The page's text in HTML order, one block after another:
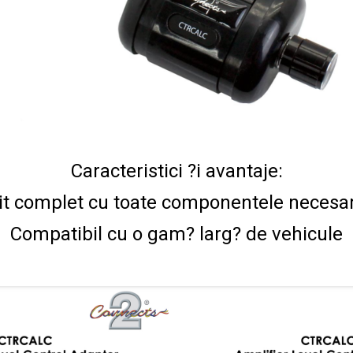
Caracteristici ?i avantaje:
complet cu toate componentele
Compatibil cu o gam? larg? de vehicule